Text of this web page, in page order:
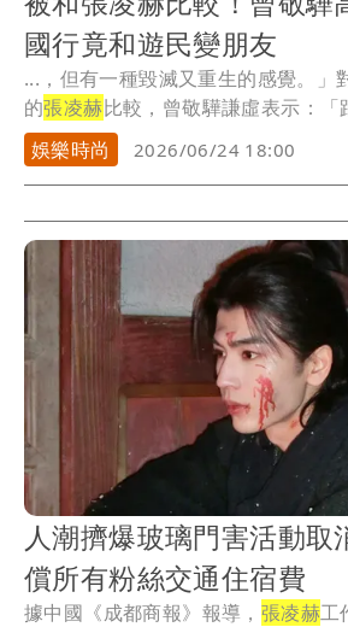
國行竟和遊民變朋友
...，但有一種毀滅又重生的感覺。」
的張凌赫比較，曾敬驊謙虛表示：「
...娛樂時尚 2026/06/24 18:00
人潮擠爆玻璃門害活動
償所有粉絲交通住宿費
據中國《成都商報》報導， 張凌赫工